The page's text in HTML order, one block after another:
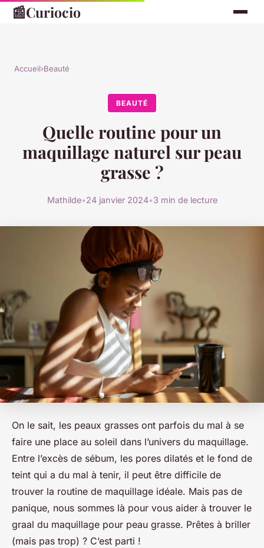
📰Curiocio
Accueil›Beauté
BEAUTÉ
Quelle routine pour un
maquillage naturel sur peau
grasse ?
Mathilde•24 janvier 2024•3 min de lecture
On le sait, les peaux grasses ont parfois du mal à se
faire une place au soleil dans l’univers du maquillage.
Entre l’excès de sébum, les pores dilatés et le fond de
teint qui a du mal à tenir, il peut être difficile de
trouver la routine de maquillage idéale. Mais pas de
panique, nous sommes là pour vous aider à trouver le
graal du maquillage pour peau grasse. Prêtes à briller
(mais pas trop) ? C’est parti !